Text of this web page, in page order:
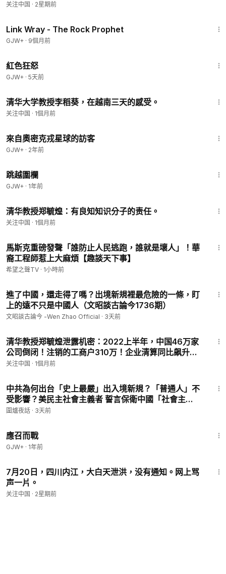
关注中国 · 2星期前
Link Wray - The Rock Prophet
GJW+ · 9個月前
紅色狂怒
GJW+ · 5天前
清华大学教授李稻葵，在越南三天的感受。
关注中国 · 1個月前
來自奧密克戎星球的訪客
GJW+ · 2年前
跳越圍欄
GJW+ · 1年前
清华教授郑毓煌：有良知知识分子的责任。
关注中国 · 1個月前
馬斯克重磅發聲「誰防止人民逃跑，誰就是壞人」！華
裔工程師惹上大麻煩【趣談天下事】
希望之聲TV · 1小時前
進了中國，還走得了嗎？出境新規裡最危險的一條，盯
上的遠不只是中國人（文昭談古論今1736期）
文昭談古論今 -Wen Zhao Official · 3天前
清华教授郑毓煌泄露机密：2022上半年，中国46万家
公司倒闭！注销的工商户310万！企业清算同比飙升
23%！就业压力山大！有1076万大学毕业生步入社
策下，房市和股市崩盘一触即发！房贷、车贷、房租
关注中国 · 1個月前
中共為何出台「史上最嚴」出入境新規？「普通人」不
受影響？美民主社會主義者 誓言保衛中國「社會主
義」？｜唐靖遠 Jason 薇羽 方菲｜圍爐夜話 8/5
圍爐夜話 · 3天前
應召而戰
GJW+ · 1年前
7月20日，四川内江，大白天泄洪，没有通知。网上骂
声一片。
关注中国 · 2星期前